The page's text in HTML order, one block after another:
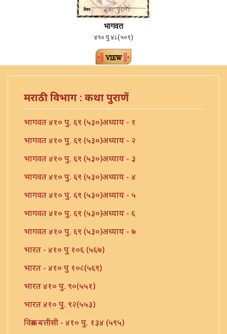
भागवत
४१० पु ४८(५०९)
मराठी विभाग : कथा पुराणें
भागवत ४१० पु. ६९ (५३०)अध्याय - १
भागवत ४१० पु. ६९ (५३०)अध्याय - २
भागवत ४१० पु. ६९ (५३०)अध्याय - ३
भागवत ४१० पु. ६९ (५३०)अध्याय - ४
भागवत ४१० पु. ६९ (५३०)अध्याय - ५
भागवत ४१० पु. ६९ (५३०)अध्याय - ६
भागवत ४१० पु. ६९ (५३०)अध्याय - ७
भारत - ४१० पु १०६ (५६७)
भारत - ४१० पु १०८(५६९)
भारत ४१० पु. ९०(५५१)
भारत ४१० पु. ९२(५५३)
विक्रम बत्तीसी - ४१० पु. १३४ (५९५)